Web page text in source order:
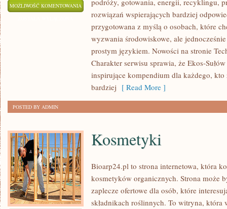
MOŻLIWOŚĆ KOMENTOWANIA PRZYRODA
OCHRONA
ŚRODOWISKA
podróży, gotowania, energii, recyklingu,
rozwiązań wspierających bardziej
przygotowana z myślą o osobach, które
wyzwania środowiskowe, ale
prostym językiem. Nowości na stronie
Charakter serwisu sprawia, że Ekos-
inspirujące kompendium dla każdego, kto
bardziej [ Read More ]
POSTED BY ADMIN
Kosmetyki
Bioarp24.pl to strona internetowa, która
kosmetyków organicznych. Strona może
zaplecze ofertowe dla osób, które
składnikach roślinnych. To witryna, która